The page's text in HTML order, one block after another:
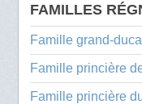
FAMILLES
Famille grand-
Famille princière
Famille princière